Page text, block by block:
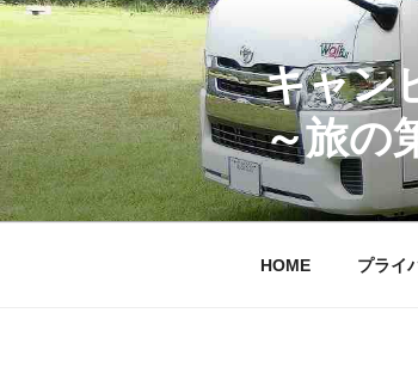
コ
テ
ン
ツ
へ
ス
キ
キャン
～旅の
HOME プライ